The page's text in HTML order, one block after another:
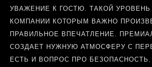
УВАЖЕНИЕ К ГОСТЮ. ТАКОЙ
КОМПАНИИ КОТОРЫМ ВАЖНО
ПРАВИЛЬНОЕ ВПЕЧАТЛЕНИЕ.
СОЗДАЕТ НУЖНУЮ АТМОСФЕРУ С
ЕСТЬ И ВОПРОС ПРО